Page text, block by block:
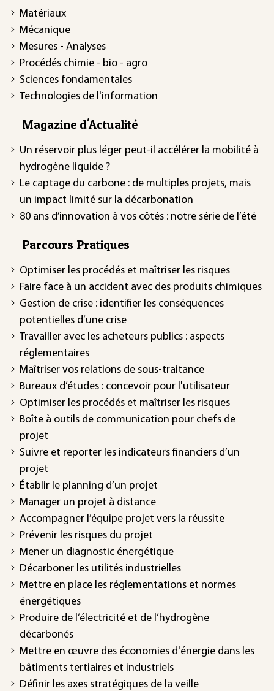
Matériaux
Mécanique
Mesures - Analyses
Procédés chimie - bio - agro
Sciences fondamentales
Technologies de l'information
Magazine d'Actualité
Un réservoir plus léger peut-il accélérer la mobilité à
hydrogène liquide ?
Le captage du carbone : de multiples projets, mais
un impact limité sur la décarbonation
80 ans d’innovation à vos côtés : notre série de l’été
Parcours Pratiques
Optimiser les procédés et maîtriser les risques
Faire face à un accident avec des produits chimiques
Gestion de crise : identifier les conséquences
potentielles d’une crise
Travailler avec les acheteurs publics : aspects
réglementaires
Maîtriser vos relations de sous-traitance
Bureaux d’études : concevoir pour l'utilisateur
Optimiser les procédés et maîtriser les risques
Boîte à outils de communication pour chefs de
projet
Suivre et reporter les indicateurs financiers d’un
projet
Établir le planning d’un projet
Manager un projet à distance
Accompagner l’équipe projet vers la réussite
Prévenir les risques du projet
Mener un diagnostic énergétique
Décarboner les utilités industrielles
Mettre en place les réglementations et normes
énergétiques
Produire de l’électricité et de l’hydrogène
décarbonés
Mettre en œuvre des économies d'énergie dans les
bâtiments tertiaires et industriels
Définir les axes stratégiques de la veille